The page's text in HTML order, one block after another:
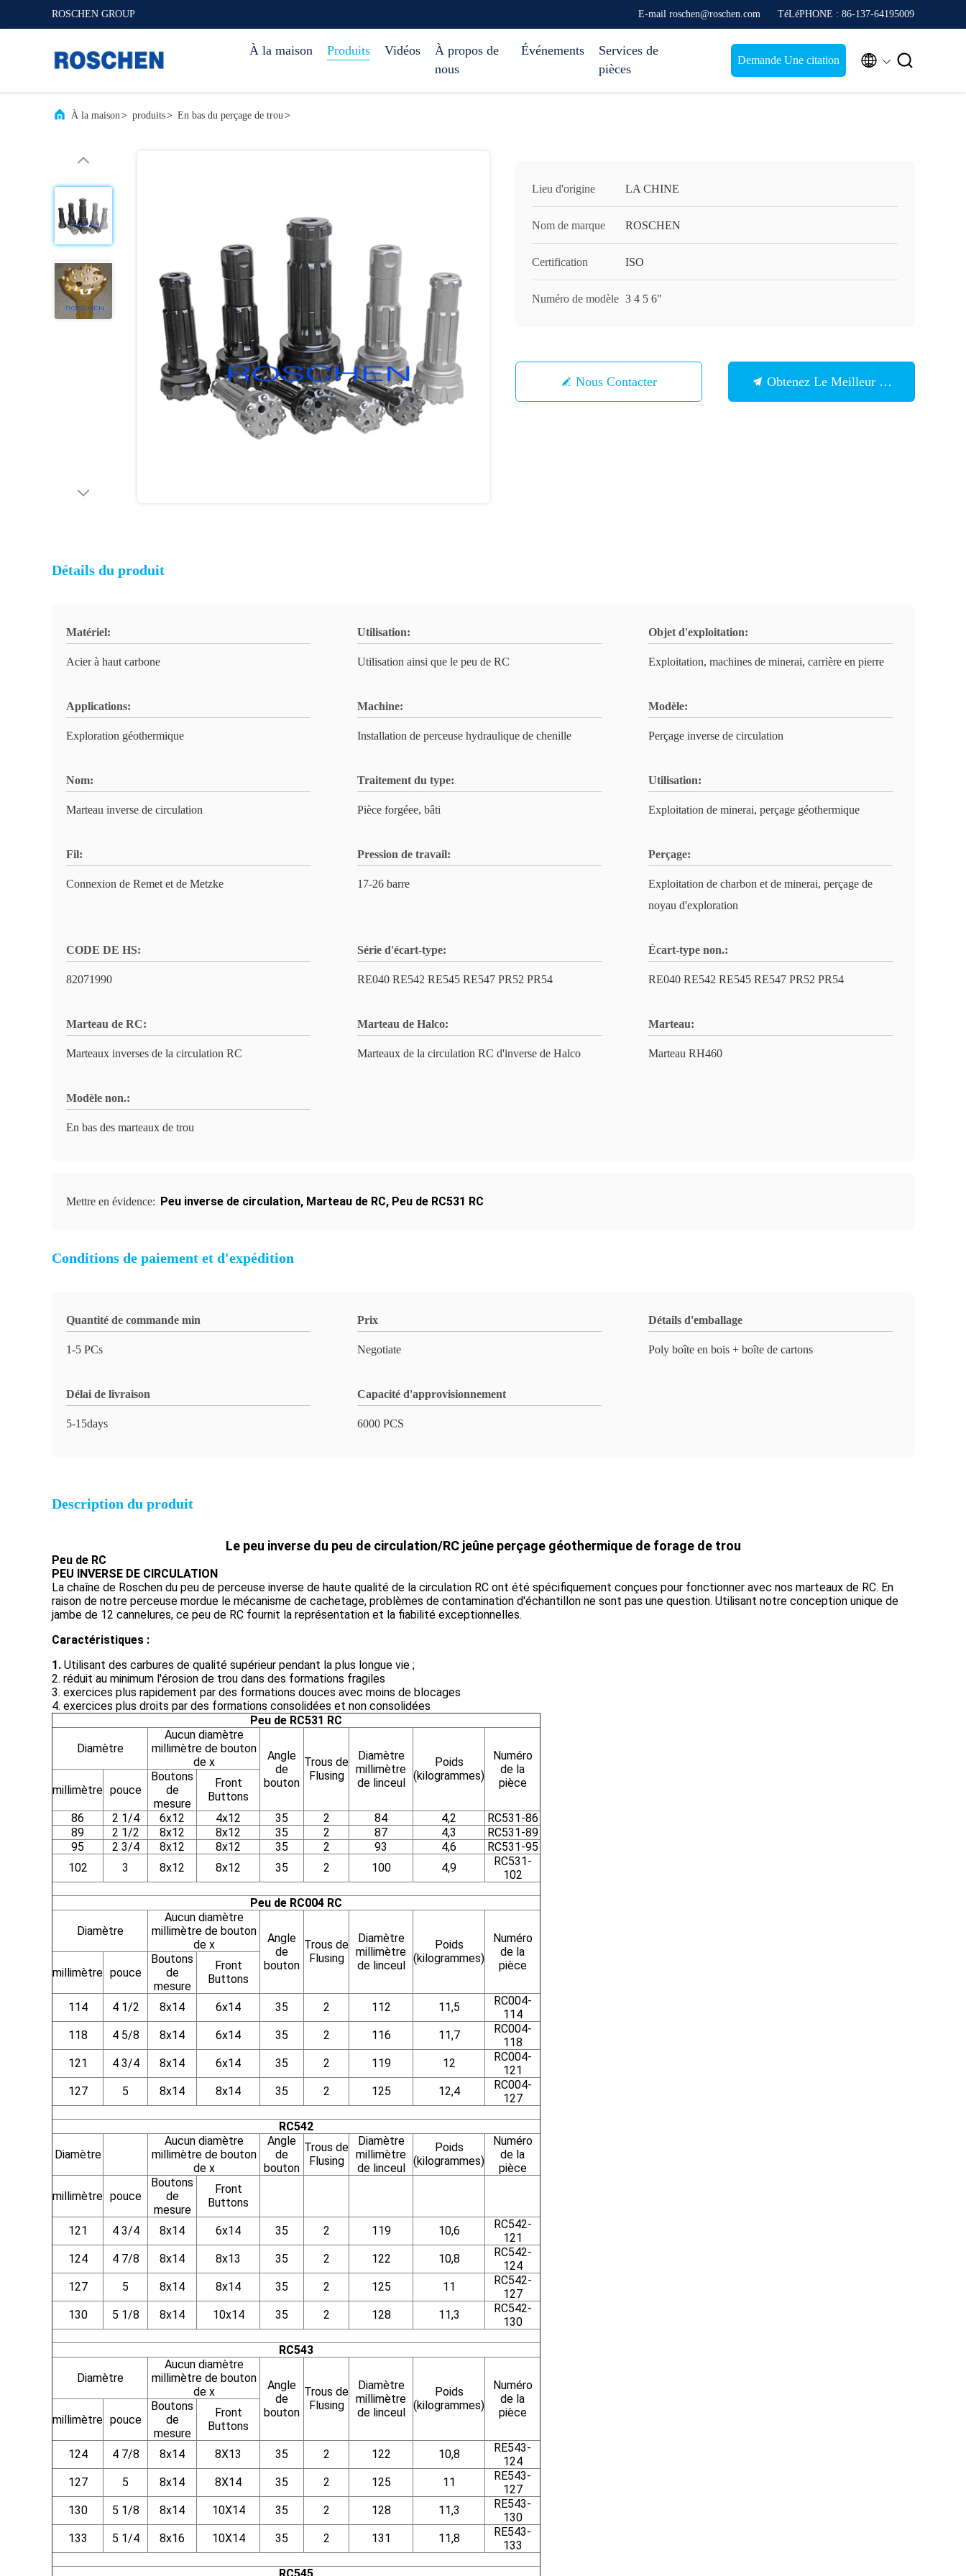
ROSCHEN GROUP E-mail roschen@roschen.com TéLéPHONE : 86-137-64195009
À la maison Produits Vidéos
À propos de
nous
Événements
Services de
pièces
Demande Une citation  
À la maison> produits> En bas du perçage de trou>
Lieu d'origine LA CHINE
Nom de marque ROSCHEN
Certification ISO
Numéro de modèle 3 4 5 6"
Nous Contacter Obtenez Le Meilleur Prix
Détails du produit
Matériel:
Acier à haut carbone
Utilisation:
Utilisation ainsi que le peu de RC
Objet d'exploitation:
Exploitation, machines de minerai, carrière en pierre
Applications:
Exploration géothermique
Machine:
Installation de perceuse hydraulique de chenille
Modèle:
Perçage inverse de circulation
Nom:
Marteau inverse de circulation
Traitement du type:
Pièce forgéee, bâti
Utilisation:
Exploitation de minerai, perçage géothermique
Fil:
Connexion de Remet et de Metzke
Pression de travail:
17-26 barre
Perçage:
Exploitation de charbon et de minerai, perçage de
noyau d'exploration
CODE DE HS:
82071990
Série d'écart-type:
RE040 RE542 RE545 RE547 PR52 PR54
Écart-type non.:
RE040 RE542 RE545 RE547 PR52 PR54
Marteau de RC:
Marteaux inverses de la circulation RC
Marteau de Halco:
Marteaux de la circulation RC d'inverse de Halco
Marteau:
Marteau RH460
Modèle non.:
En bas des marteaux de trou
Mettre en évidence: Peu inverse de circulation, Marteau de RC, Peu de RC531 RC
Conditions de paiement et d'expédition
Quantité de commande min
1-5 PCs
Prix
Negotiate
Détails d'emballage
Poly boîte en bois + boîte de cartons
Délai de livraison
5-15days
Capacité d'approvisionnement
6000 PCS
Description du produit
Le peu inverse du peu de circulation/RC jeûne perçage géothermique de forage de trou
Peu de RC
PEU INVERSE DE CIRCULATION
La chaîne de Roschen du peu de perceuse inverse de haute qualité de la circulation RC ont été spécifiquement conçues pour fonctionner avec nos marteaux de RC. En
raison de notre perceuse mordue le mécanisme de cachetage, problèmes de contamination d'échantillon ne sont pas une question. Utilisant notre conception unique de
jambe de 12 cannelures, ce peu de RC fournit la représentation et la fiabilité exceptionnelles.
Caractéristiques :
1. Utilisant des carbures de qualité supérieur pendant la plus longue vie ;
2. réduit au minimum l'érosion de trou dans des formations fragiles
3. exercices plus rapidement par des formations douces avec moins de blocages
4. exercices plus droits par des formations consolidées et non consolidées
Peu de RC531 RC
Diamètre
Aucun diamètre
millimètre de bouton
de x
Angle
de
bouton
Trous de
Flusing
Diamètre
millimètre
de linceul
Poids
(kilogrammes)
Numéro
de la
pièce
millimètre pouce
Boutons
de
mesure
Front
Buttons
86
2 1/4 6x12 4x12 35 2 84 4,2
RC531-86
89
2 1/2 8x12 8x12 35 2 87 4,3
RC531-89
95
2 3/4 8x12 8x12 35 2 93 4,6
RC531-95
102
3 8x12 8x12 35 2 100 4,9
RC531-
102
Peu de RC004 RC
Diamètre
Aucun diamètre
millimètre de bouton
de x
Angle
de
bouton
Trous de
Flusing
Diamètre
millimètre
de linceul
Poids
(kilogrammes)
Numéro
de la
pièce
millimètre pouce
Boutons
de
mesure
Front
Buttons
114 4 1/2 8x14 6x14 35 2 112 11,5
RC004-
114
118
4 5/8 8x14 6x14 35 2 116 11,7
RC004-
118
121
4 3/4 8x14 6x14 35 2 119 12
RC004-
121
127
5 8x14 8x14 35 2 125 12,4
RC004-
127
RC542
Diamètre
Aucun diamètre
millimètre de bouton
de x
Angle
de
bouton
Trous de
Flusing
Diamètre
millimètre
de linceul
Poids
(kilogrammes)
Numéro
de la
pièce
millimètre pouce
Boutons
de
mesure
Front
Buttons
121 4 3/4 8x14 6x14 35 2 119 10,6
RC542-
121
124
4 7/8 8x14 8x13 35 2 122 10,8
RC542-
124
127
5 8x14 8x14 35 2 125 11
RC542-
127
130
5 1/8 8x14 10x14 35 2 128 11,3
RC542-
130
RC543
Diamètre
Aucun diamètre
millimètre de bouton
de x
Angle
de
bouton
Trous de
Flusing
Diamètre
millimètre
de linceul
Poids
(kilogrammes)
Numéro
de la
pièce
millimètre pouce
Boutons
de
mesure
Front
Buttons
124 4 7/8 8x14 8X13 35 2 122 10,8
RE543-
124
127
5 8x14 8X14 35 2 125 11
RE543-
127
130
5 1/8 8x14 10X14 35 2 128 11,3
RE543-
130
133
5 1/4 8x16 10X14 35 2 131 11,8
RE543-
133